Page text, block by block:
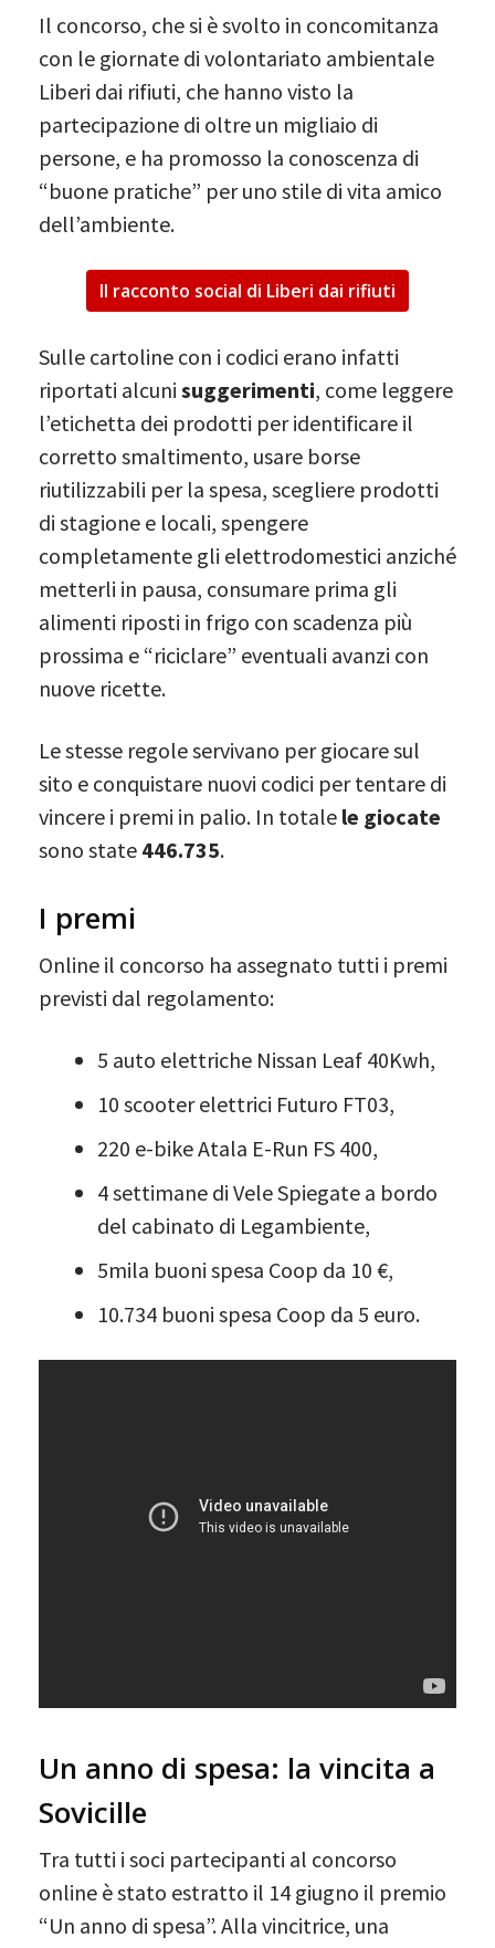
Il concorso, che si è svolto in concomitanza
con le giornate di volontariato ambientale
Liberi dai rifiuti, che hanno visto la
partecipazione di oltre un migliaio di
persone, e ha promosso la conoscenza di
“buone pratiche” per uno stile di vita amico
dell’ambiente.
Il racconto social di Liberi dai rifiuti
Sulle cartoline con i codici erano infatti
riportati alcuni suggerimenti, come leggere
l’etichetta dei prodotti per identificare il
corretto smaltimento, usare borse
riutilizzabili per la spesa, scegliere prodotti
di stagione e locali, spengere
completamente gli elettrodomestici anziché
metterli in pausa, consumare prima gli
alimenti riposti in frigo con scadenza più
prossima e “riciclare” eventuali avanzi con
nuove ricette.
Le stesse regole servivano per giocare sul
sito e conquistare nuovi codici per tentare di
vincere i premi in palio. In totale le giocate
sono state 446.735.
I premi
Online il concorso ha assegnato tutti i premi
previsti dal regolamento:
5 auto elettriche Nissan Leaf 40Kwh,
10 scooter elettrici Futuro FT03,
220 e-bike Atala E-Run FS 400,
4 settimane di Vele Spiegate a bordo
del cabinato di Legambiente,
5mila buoni spesa Coop da 10 €,
10.734 buoni spesa Coop da 5 euro.
Un anno di spesa: la vincita a
Sovicille
Tra tutti i soci partecipanti al concorso
online è stato estratto il 14 giugno il premio
“Un anno di spesa”. Alla vincitrice, una